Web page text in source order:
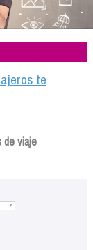
te
de viaje